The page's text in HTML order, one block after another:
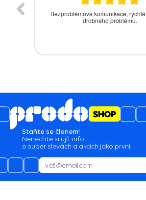
Bezproblémová komunikace,
drobného problému.
Staňte se členem!
Nenechte si ujít info
o super slevách a akcích jako první.